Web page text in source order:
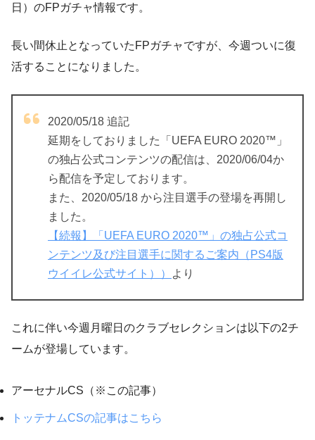
日）のFPガチャ情報です。
長い間休止となっていたFPガチャですが、今週ついに復
活することになりました。
2020/05/18 追記
延期をしておりました「UEFA EURO 2020™」
の独占公式コンテンツの配信は、2020/06/04か
ら配信を予定しております。
また、2020/05/18 から注目選手の登場を再開し
ました。
【続報】「UEFA EURO 2020™」の独占公式コ
ンテンツ及び注目選手に関するご案内（PS4版
ウイイレ公式サイト））
より
これに伴い今週月曜日のクラブセレクションは以下の2チ
ームが登場しています。
アーセナルCS（※この記事）
トッテナムCSの記事はこちら